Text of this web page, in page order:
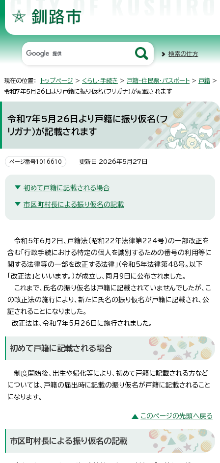
検索の仕方
現在の位置： トップページ > くらし・手続き > 戸籍・住民票・パスポート > 戸籍 >
令和7年5月26日より戸籍に振り仮名（フリガナ）が記載されます
令和7年5月26日より戸籍に振り仮名（フ
リガナ）が記載されます
ページ番号1016610 更新日 2026年5月27日
初めて戸籍に記載される場合
市区町村長による振り仮名の記載
令和5年6月2日、戸籍法（昭和22年法律第224号）の一部改正を
含む「行政手続における特定の個人を識別するための番号の利用等に
関する法律等の一部を改正する法律」（令和5年法律第48号。以下
「改正法」といいます。）が成立し、同月9日に公布されました。
これまで、氏名の振り仮名は戸籍に記載されていませんでしたが、こ
の改正法の施行により、新たに氏名の振り仮名が戸籍に記載され、公
証されることになりました。
改正法は、令和7年5月26日に施行されました。
初めて戸籍に記載される場合
制度開始後、出生や帰化等により、初めて戸籍に記載される方など
については、戸籍の届出時に記載の振り仮名が戸籍に記載されること
になります。
このページの先頭へ戻る
市区町村長による振り仮名の記載